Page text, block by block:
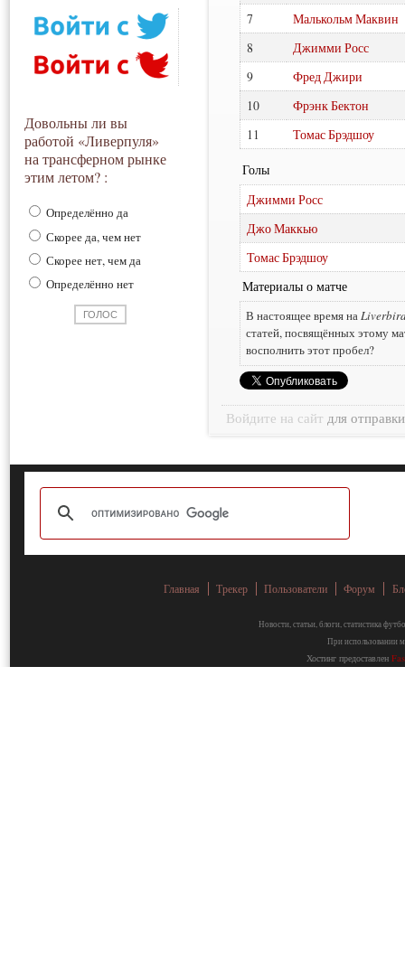
Довольны ли вы
работой «Ливерпуля»
на трансферном рынке
этим летом? :
Определённо да
Скорее да, чем нет
Скорее нет, чем да
Определённо нет
7
Малькольм Маквин
8
Джимми Росс
9
Фред Джири
10
Фрэнк Бектон
11
Томас Брэдшоу
Голы
Джимми Росс
Джо Маккью
Томас Брэдшоу
Материалы о матче
В настоящее время на
статей, посвящённых этому
восполнить этот пробел?
Войдите на сайт для
Главная Трекер Пользователи Форум
Новости, статьи, блоги, статистика
При использовании
Хостинг предоставлен